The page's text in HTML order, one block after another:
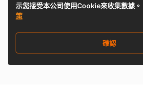
示您接受本公司使用Cookie來收集數據。
策
確認